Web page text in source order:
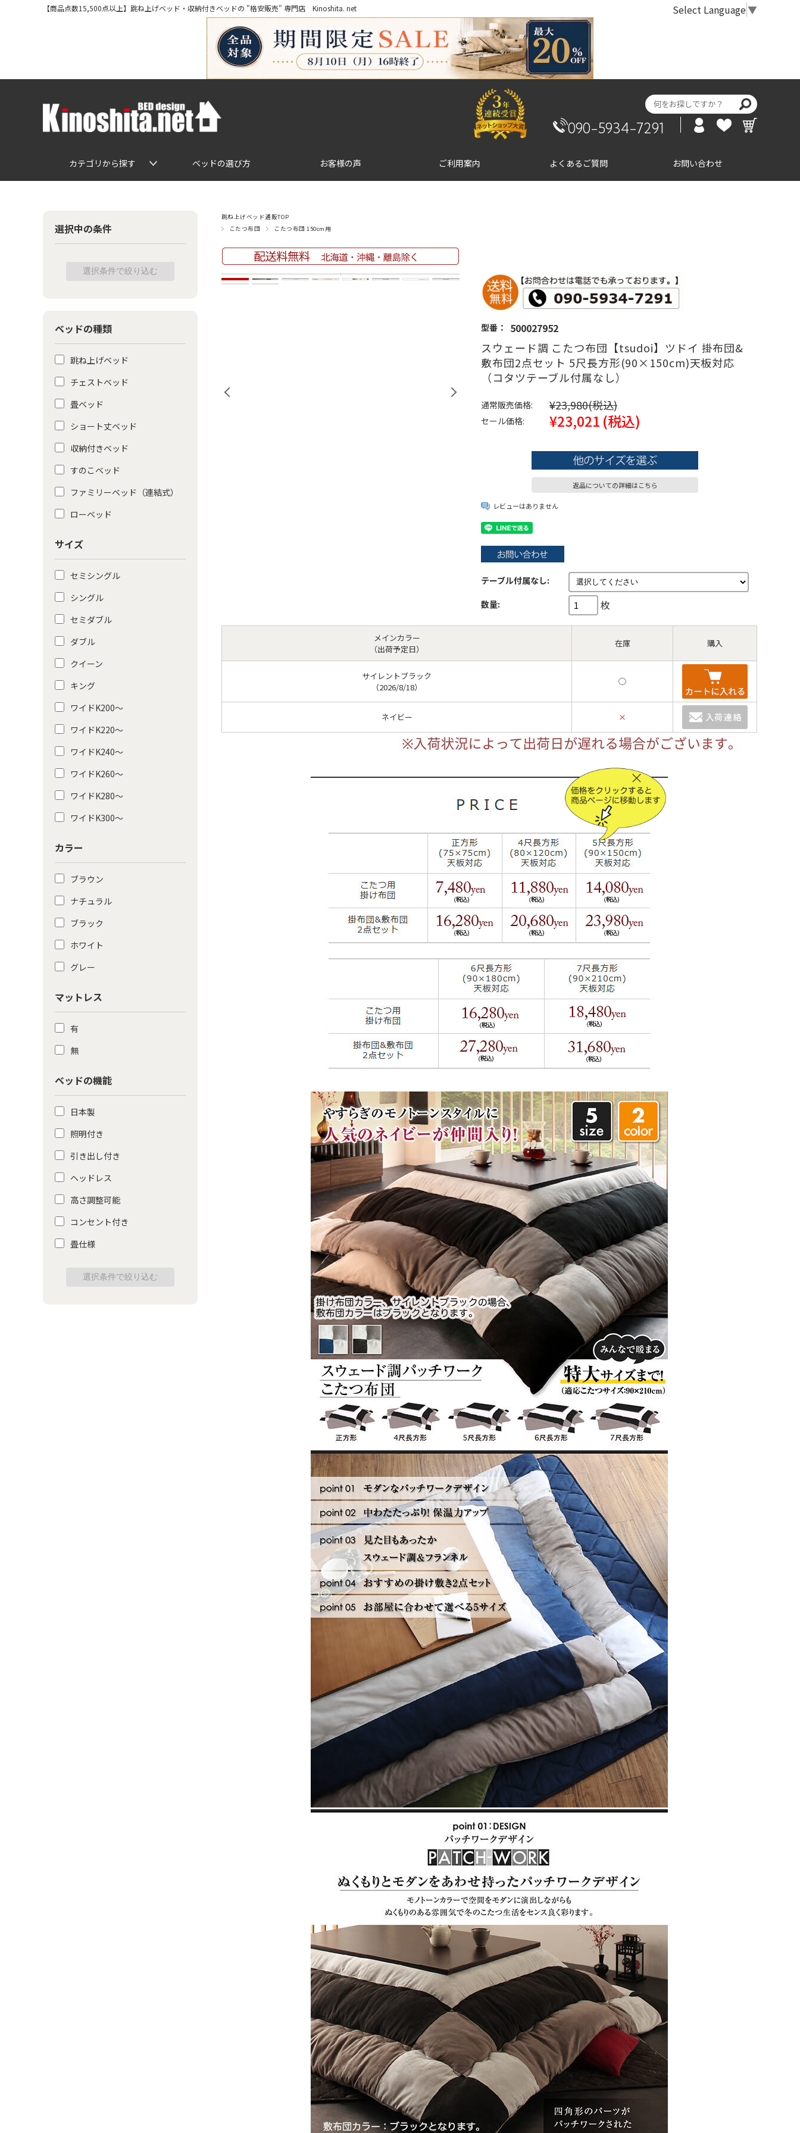
【商品点数15,500点以上】跳ね上げベッド・収納付きベッドの "格安販売" 専門店 Kinoshita. net Select Language▼
090-5934-7291
カテゴリから探す ベッドの選び方 お客様の声 ご利用案内 よくあるご質問 お問い合わせ
跳ね上げベッド通販TOP
こたつ布団
こたつ布団 150cm用
型番： 500027952
スウェード調 こたつ布団【tsudoi】ツドイ 掛布団&
敷布団2点セット 5尺長方形(90×150cm)天板対応
（コタツテーブル付属なし）
通常販売価格: ¥23,980(税込)
セール価格: ¥23,021 (税込)
返品についての詳細はこちら
レビューはありません
テーブル付属なし:
数量:
枚
メインカラー
（出荷予定日）
在庫 購入
サイレントブラック
（2026/8/18）
◯
ネイビー ×
選択中の条件
ベッドの種類
跳ね上げベッド
チェストベッド
畳ベッド
ショート丈ベッド
収納付きベッド
すのこベッド
ファミリーベッド（連結式）
ローベッド
サイズ
セミシングル
シングル
セミダブル
ダブル
クイーン
キング
ワイドK200〜
ワイドK220〜
ワイドK240〜
ワイドK260〜
ワイドK280〜
ワイドK300〜
カラー
ブラウン
ナチュラル
ブラック
ホワイト
グレー
マットレス
有
無
ベッドの機能
日本製
照明付き
引き出し付き
ヘッドレス
高さ調整可能
コンセント付き
畳仕様